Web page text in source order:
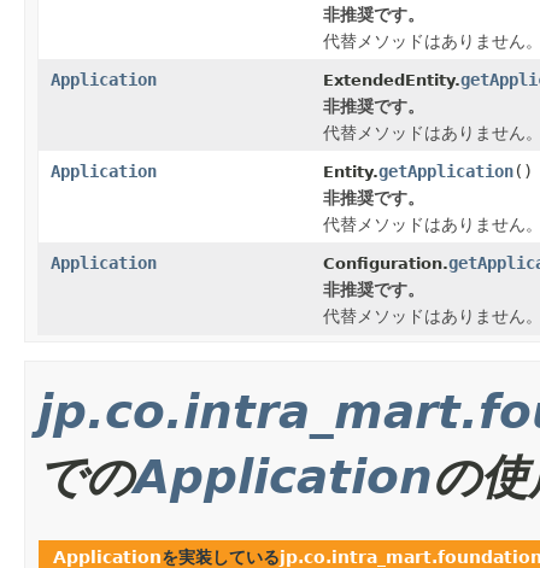
非推奨です。
代替メソッドはありません
Application
ExtendedEntity.
非推奨です。
代替メソッドはありません
Application
Entity.getApplication()
非推奨です。
代替メソッドはありません
Application
Configuration.
非推奨です。
代替メソッドはありません
でのApplicationの使
Applicationを実装している